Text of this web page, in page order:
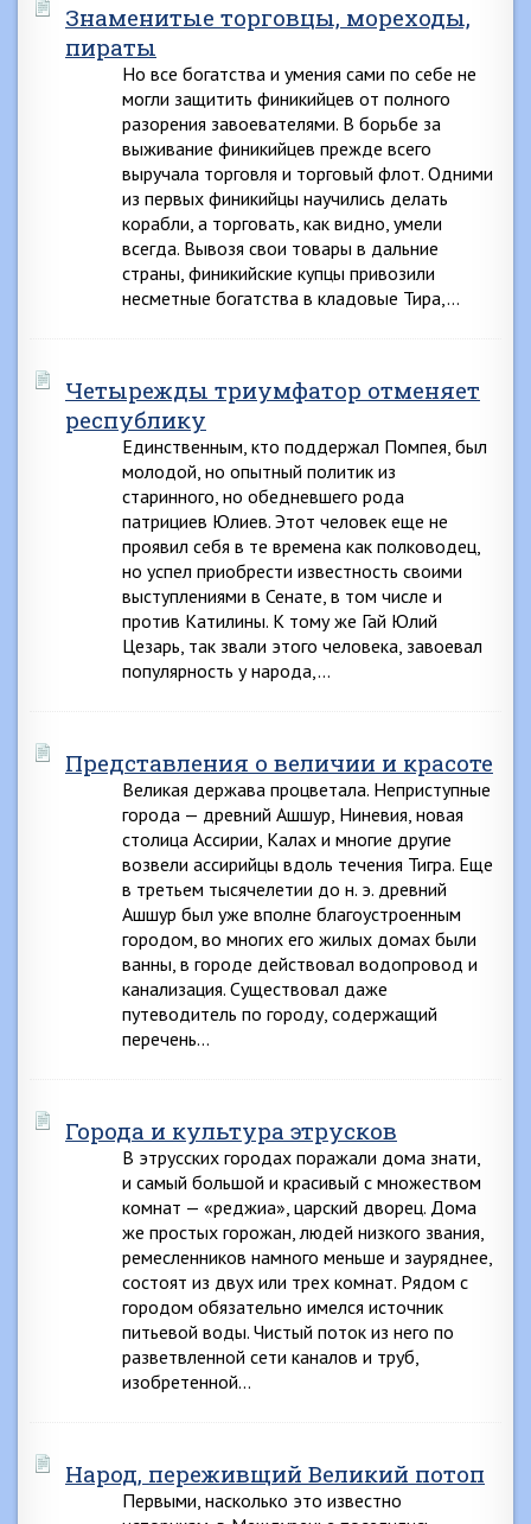
Знаменитые торговцы, мореходы,
пираты
Но все богатства и умения сами по себе не
могли защитить финикийцев от полного
разорения завоевателями. В борьбе за
выживание финикийцев прежде всего
выручала торговля и торговый флот. Одними
из первых финикийцы научились делать
корабли, а торговать, как видно, умели
всегда. Вывозя свои товары в дальние
страны, финикийские купцы привозили
несметные богатства в кладовые Тира,…
Четырежды триумфатор отменяет
республику
Единственным, кто поддержал Помпея, был
молодой, но опытный политик из
старинного, но обедневшего рода
патрициев Юлиев. Этот человек еще не
проявил себя в те времена как полководец,
но успел приобрести известность своими
выступлениями в Сенате, в том числе и
против Катилины. К тому же Гай Юлий
Цезарь, так звали этого человека, завоевал
популярность у народа,…
Представления о величии и красоте
Великая держава процветала. Неприступные
города — древний Ашшур, Ниневия, новая
столица Ассирии, Калах и многие другие
возвели ассирийцы вдоль течения Тигра. Еще
в третьем тысячелетии до н. э. древний
Ашшур был уже вполне благоустроенным
городом, во многих его жилых домах были
ванны, в городе действовал водопровод и
канализация. Существовал даже
путеводитель по городу, содержащий
перечень…
Города и культура этрусков
В этрусских городах поражали дома знати,
и самый большой и красивый с множеством
комнат — «реджиа», царский дворец. Дома
же простых горожан, людей низкого звания,
ремесленников намного меньше и зауряднее,
состоят из двух или трех комнат. Рядом с
городом обязательно имелся источник
питьевой воды. Чистый поток из него по
разветвленной сети каналов и труб,
изобретенной…
Народ, переживщий Великий потоп
Первыми, насколько это известно